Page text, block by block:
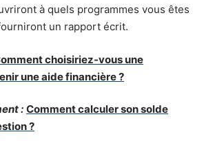
à quels programmes vous êtes
un rapport écrit.
choisiriez-vous une
une aide financière ?
: Comment calculer son solde
?